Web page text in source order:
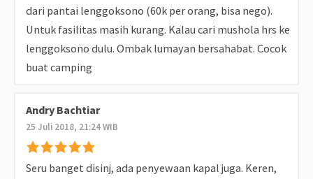
dari pantai lenggoksono (60k per orang, bisa nego).
Untuk fasilitas masih kurang. Kalau cari mushola hrs ke
lenggoksono dulu. Ombak lumayan bersahabat. Cocok
buat camping
Andry Bachtiar
25 Juli 2018, 21:24 WIB
Seru banget disinj, ada penyewaan kapal juga. Keren,